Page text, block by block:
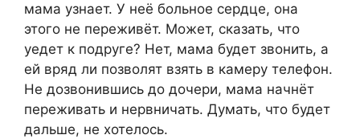
мама узнает. У неё больное сердце, она
этого не переживёт. Может, сказать, что
уедет к подруге? Нет, мама будет звонить, а
ей вряд ли позволят взять в камеру телефон.
Не дозвонившись до дочери, мама начнёт
переживать и нервничать. Думать, что будет
дальше, не хотелось.